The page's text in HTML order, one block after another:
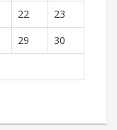
22
23
29
30